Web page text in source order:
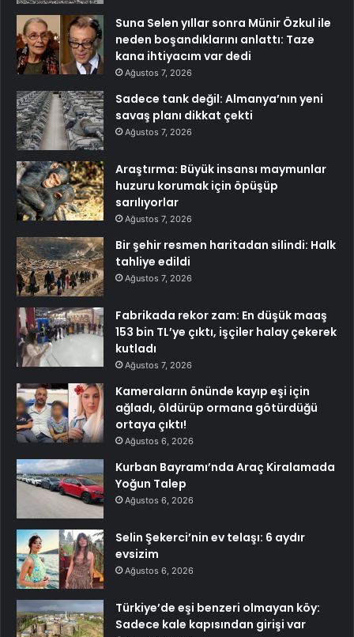
Suna Selen yıllar sonra Münir Özkul ile
neden boşandıklarını anlattı: Taze
kana ihtiyacım var dedi
Ağustos 7, 2026
Sadece tank değil: Almanya’nın yeni
savaş planı dikkat çekti
Ağustos 7, 2026
Araştırma: Büyük insansı maymunlar
huzuru korumak için öpüşüp
sarılıyorlar
Ağustos 7, 2026
Bir şehir resmen haritadan silindi: Halk
tahliye edildi
Ağustos 7, 2026
Fabrikada rekor zam: En düşük maaş
153 bin TL’ye çıktı, işçiler halay çekerek
kutladı
Ağustos 7, 2026
Kameraların önünde kayıp eşi için
ağladı, öldürüp ormana götürdüğü
ortaya çıktı!
Ağustos 6, 2026
Kurban Bayramı’nda Araç Kiralamada
Yoğun Talep
Ağustos 6, 2026
Selin Şekerci’nin ev telaşı: 6 aydır
evsizim
Ağustos 6, 2026
Türkiye’de eşi benzeri olmayan köy:
Sadece kale kapısından girişi var